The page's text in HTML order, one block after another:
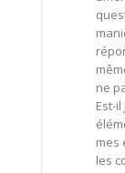
ne
Est-
mes
les